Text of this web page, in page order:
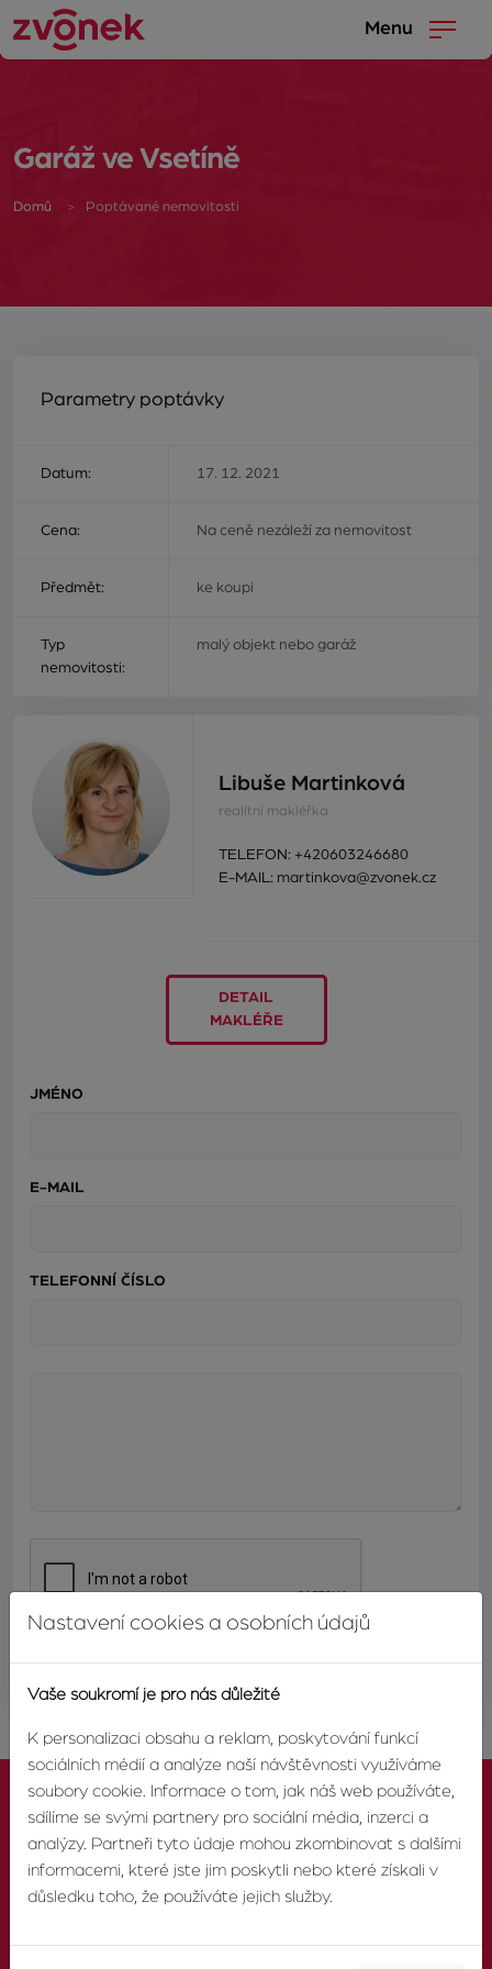
Menu
Garáž ve Vsetíně
Domů Poptávané nemovitosti
Parametry poptávky
Datum: 17. 12. 2021
Cena: Na ceně nezáleží za nemovitost
Předmět: ke koupi
Typ
nemovitosti:
malý objekt nebo garáž
Libuše Martinková
realitní makléřka
TELEFON: +420603246680
E-MAIL: martinkova@zvonek.cz
DETAIL
MAKLÉŘE
JMÉNO
E-MAIL
TELEFONNÍ ČÍSLO
KONTAKTUJTE NÁS
Nastavení cookies a osobních údajů
Vaše soukromí je pro nás důležité
K personalizaci obsahu a reklam, poskytování funkcí
sociálních médií a analýze naší návštěvnosti využíváme
soubory cookie. Informace o tom, jak náš web používáte,
sdílíme se svými partnery pro sociální média, inzerci a
analýzy. Partneři tyto údaje mohou zkombinovat s dalšími
informacemi, které jste jim poskytli nebo které získali v
důsledku toho, že používáte jejich služby.